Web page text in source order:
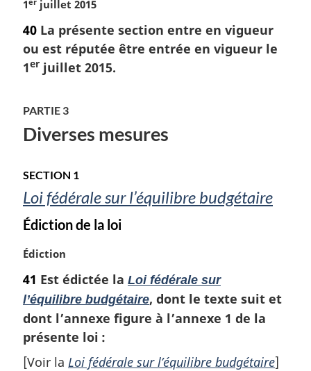
N
t
e
m
g
i
n
l
:
1 juillet 2015
40 La présente section entre en vigueur
ou est réputée être entrée en vigueur le
1er juillet 2015.
PARTIE 3
Diverses mesures
SECTION 1
Loi fédérale sur l’équilibre budgétaire
Édiction de la loi
N
t
e
m
r
g
Édiction
41 Est édictée la Loi fédérale sur
l’équilibre budgétaire, dont le texte suit et
dont l’annexe figure à l’annexe 1 de la
présente loi :
[Voir la Loi fédérale sur l’équilibre budgétaire]